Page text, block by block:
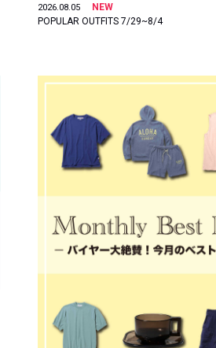
2026.08.05
NEW
POPULAR OUTFITS 7/29~8/4